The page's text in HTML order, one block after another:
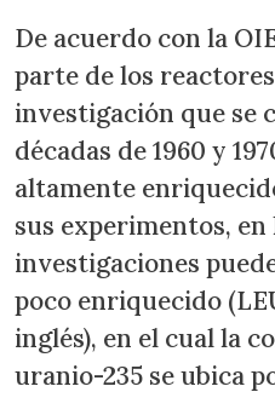
De acuerdo con la
parte de los
investigación que se
décadas de 1960 y
altamente
sus experimentos,
investigaciones
poco enriquecido
inglés), en el cual la
uranio-235 se ubica